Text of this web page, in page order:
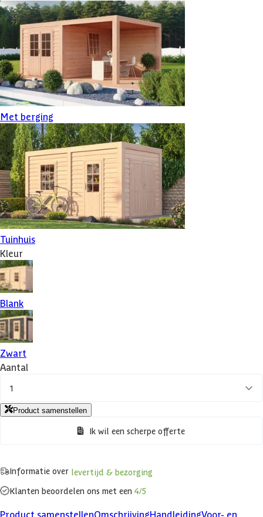
Met berging
Tuinhuis
Kleur
Blank
Zwart
Aantal
1
Product samenstellen
Ik wil een scherpe offerte
Informatie over levertijd & bezorging
Klanten beoordelen ons met een 4/5
Product samenstellenOmschrijvingHandleidingVoor- en